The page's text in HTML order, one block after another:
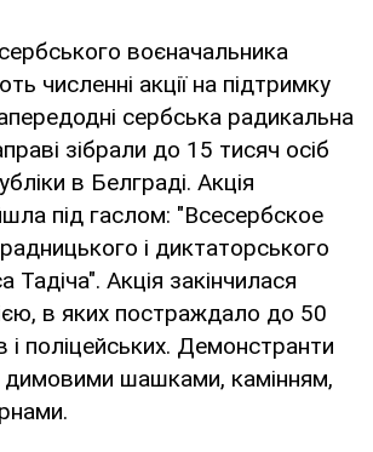
воєначальника
численні акції на підтримку
сербська радикальна
зібрали до 15 тисяч осіб
в Белграді. Акція
під гаслом: "Всесербское
і диктаторського
Акція закінчилася
в яких постраждало до 50
і поліцейських. Демонстранти
димовими шашками, камінням,